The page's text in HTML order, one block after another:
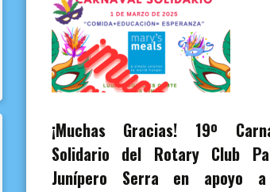
¡Muchas Gracias! 19º
Solidario del Rotary Club
Junípero Serra en apoyo